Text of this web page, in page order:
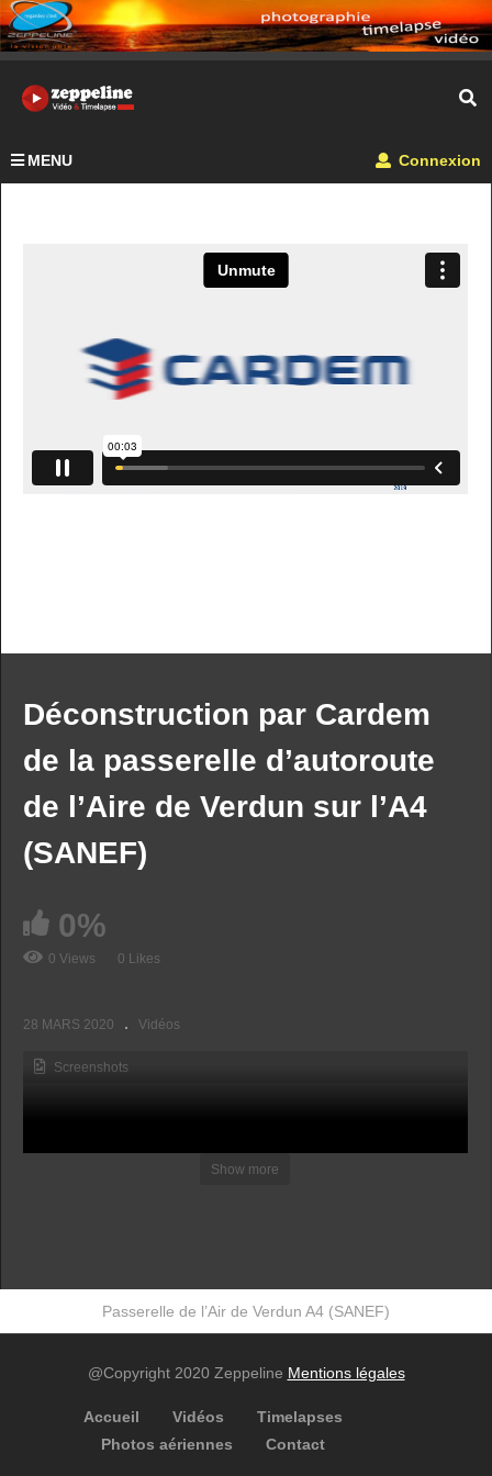
MENU Connexion
Déconstruction par Cardem
de la passerelle d’autoroute
de l’Aire de Verdun sur l’A4
(SANEF)
0%
0 Views 0 Likes
28 MARS 2020 Vidéos
Screenshots
Show more
Passerelle de l’Air de Verdun A4 (SANEF)
@Copyright 2020 Zeppeline Mentions légales
Accueil Vidéos
Timelapses
Photos aériennes
Contact